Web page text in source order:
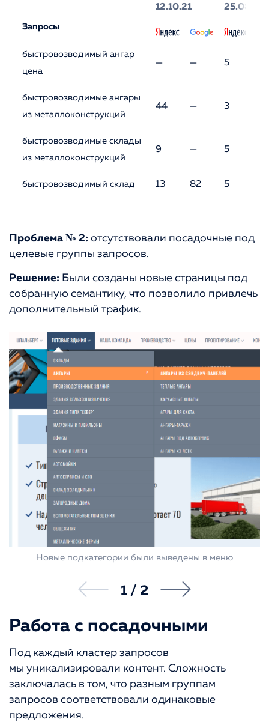
Запросы
12.10.21
25.08.23
быстровозводимый ангар
цена
— — 5
быстровозводимые ангары
из металлоконструкций
44 — 3
быстровозводимые склады
из металлоконструкций
9 — 5
быстровозводимый склад 13 82 5
Проблема № 2: отсутствовали посадочные под
целевые группы запросов.
Решение: Были созданы новые страницы под
собранную семантику, что позволило привлечь
дополнительный трафик.
Новые подкатегории были выведены в меню
1 / 2
Работа с посадочными
Под каждый кластер запросов
мы уникализировали контент. Сложность
заключалась в том, что разным группам
запросов соответствовали одинаковые
предложения.